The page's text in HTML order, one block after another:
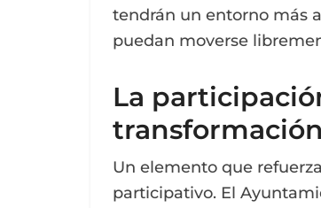
tendrán un entorno más
puedan moverse
La
transformación
Un elemento que
participativo. El